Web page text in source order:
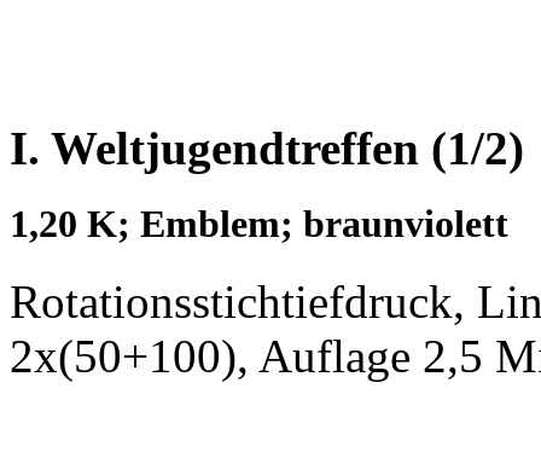
I. Weltjugendtreffen (1/2)
1,20 K; Emblem; braunviolett
Rotationsstichtiefdruck,
2x(50+100), Auflage 2,5